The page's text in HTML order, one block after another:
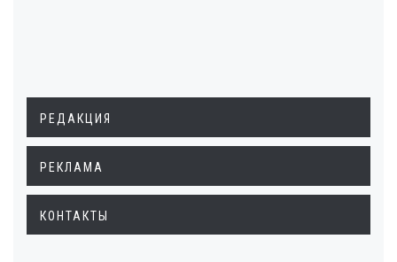
РЕДАКЦИЯ
РЕКЛАМА
КОНТАКТЫ